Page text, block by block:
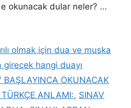
okunacak dular neler? …
olmak için dua ve muska
girecek hangi duayı
BAŞLAYINCA OKUNACAK
ANLAMI:, SINAV